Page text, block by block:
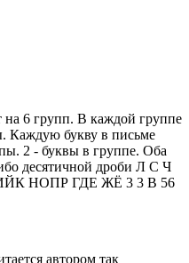
6 групп. В каждой группе
Каждую букву в письме
2 - буквы в группе. Оба
десятичной дроби Л С Ч
НОПР ГДЕ ЖЁ 3 3 В 56
автором так